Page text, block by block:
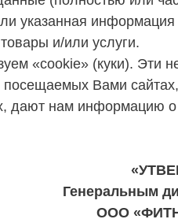
указанная информация
и/или услуги.
«cookie» (куки). Эти
Вами сайтах,
дают нам информацию о
Генеральным
ООО